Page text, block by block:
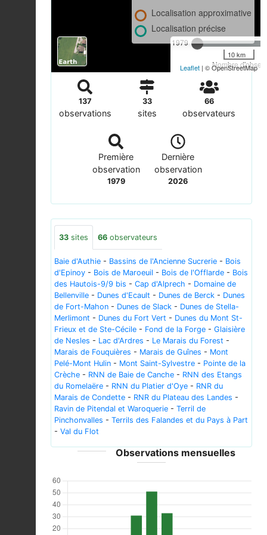
1979
Nombre
Localisation approximative
Localisation précise
10 km
Leaflet | © OpenStreetMap
137
observations
33
sites
66
observateurs
Première
observation
1979
Dernière
observation
2026
33 sites 66 observateurs
Baie d'Authie - Bassins de l'Ancienne Sucrerie - Bois
d'Epinoy - Bois de Maroeuil - Bois de l'Offlarde - Bois
des Hautois-9/9 bis - Cap d'Alprech - Domaine de
Bellenville - Dunes d'Ecault - Dunes de Berck - Dunes
de Fort-Mahon - Dunes de Slack - Dunes de Stella-
Merlimont - Dunes du Fort Vert - Dunes du Mont St-
Frieux et de Ste-Cécile - Fond de la Forge - Glaisière
de Nesles - Lac d'Ardres - Le Marais du Forest -
Marais de Fouquières - Marais de Guînes - Mont
Pelé-Mont Hulin - Mont Saint-Sylvestre - Pointe de la
Crèche - RNN de Baie de Canche - RNN des Etangs
du Romelaëre - RNN du Platier d'Oye - RNR du
Marais de Condette - RNR du Plateau des Landes -
Ravin de Pitendal et Waroquerie - Terril de
Pinchonvalles - Terrils des Falandes et du Pays à Part
- Val du Flot
Observations mensuelles